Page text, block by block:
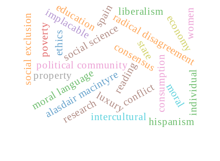
alasdair macintyre
social science
political community
conflict
consensus
radical disagreement
ethics
moral languageluxury consumptionmoral
economy
liberalism
property
implacable
individual
state
education
social exclusion poverty
intercultural
research
reading
spain women
hispanism